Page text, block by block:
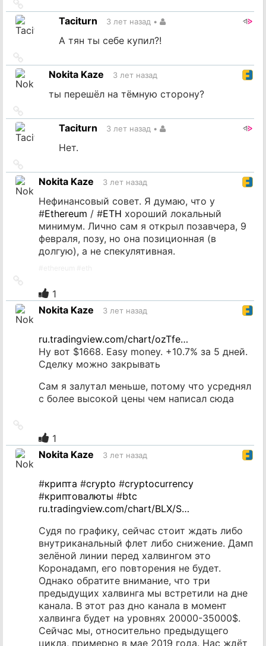
на
источникTaciturn 3 лет назад •
А тян ты себе купил?!
на
источникNokita Kaze 3 лет назад
ты перешёл на тёмную сторону?
на
источникTaciturn 3 лет назад •
Нет.
на
источник
Nokita Kaze 3 лет назад
Нефинансовый совет. Я думаю, что у
#Ethereum / #ETH хороший локальный
минимум. Лично сам я открыл позавчера, 9
февраля, позу, но она позиционная (в
долгую), а не спекулятивная.
источник
1
Nokita Kaze
3 лет назад
ru.tradingview.com/chart/ozTfe…
Ну вот $1668. Easy money. +10.7% за 5 дней.
Сделку можно закрывать
Сам я залутал меньше, потому что усреднял
с более высокой цены чем написал сюда
источник
1
Nokita Kaze
3 лет назад
#крипта #crypto #cryptocurrency
#криптовалюты #btc
ru.tradingview.com/chart/BLX/S…
Судя по графику, сейчас стоит ждать либо
внутриканальный флет либо снижение. Дамп
зелёной линии перед халвингом это
Коронадамп, его повторения не будет.
Однако обратите внимание, что три
предыдущих халвинга мы встретили на дне
канала. В этот раз дно канала в момент
халвинга будет на уровнях 20000-35000$.
Сейчас мы, относительно предыдущего
цикла, примерно в мае 2019 года. Нас ждёт